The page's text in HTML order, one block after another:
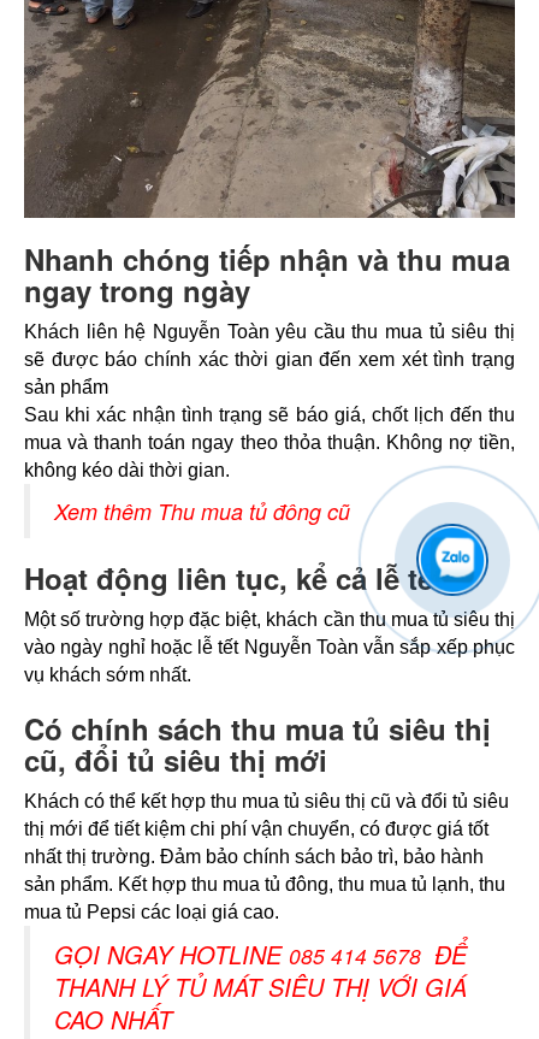
Nhanh chóng tiếp nhận và thu mua
ngay trong ngày
Khách liên hệ Nguyễn Toàn yêu cầu thu mua tủ siêu thị
sẽ được báo chính xác thời gian đến xem xét tình trạng
sản phẩm
Sau khi xác nhận tình trạng sẽ báo giá, chốt lịch đến thu
mua và thanh toán ngay theo thỏa thuận. Không nợ tiền,
không kéo dài thời gian.
Xem thêm Thu mua tủ đông cũ
Hoạt động liên tục, kể cả lễ tết
Một số trường hợp đặc biệt, khách cần thu mua tủ siêu thị
vào ngày nghỉ hoặc lễ tết Nguyễn Toàn vẫn sắp xếp phục
vụ khách sớm nhất.
Có chính sách thu mua tủ siêu thị
cũ, đổi tủ siêu thị mới
Khách có thể kết hợp thu mua tủ siêu thị cũ và đổi tủ siêu
thị mới để tiết kiệm chi phí vận chuyển, có được giá tốt
nhất thị trường. Đảm bảo chính sách bảo trì, bảo hành
sản phẩm. Kết hợp thu mua tủ đông, thu mua tủ lạnh, thu
mua tủ Pepsi các loại giá cao.
GỌI NGAY HOTLINE 085 414 5678 ​ ĐỂ
THANH LÝ TỦ MÁT SIÊU THỊ VỚI GIÁ
CAO NHẤT